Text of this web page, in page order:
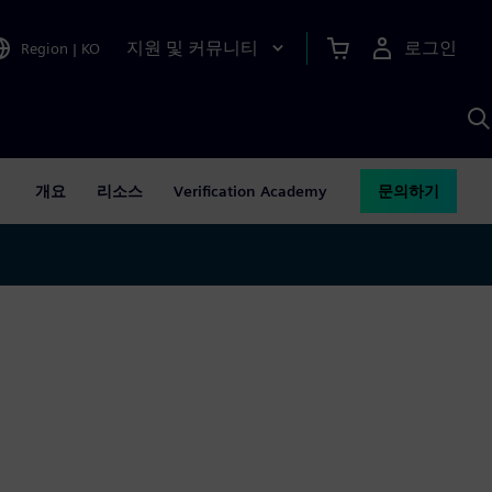
Region | KO 지원 및 커뮤니티 로그인
개요 리소스 Verification Academy 문의하기